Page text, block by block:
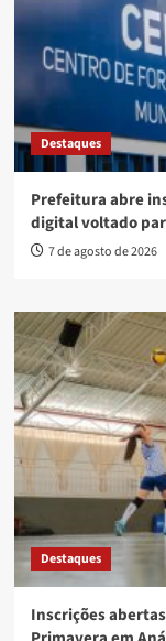
Destaques
Prefeitura abre
digital voltado
7 de agosto de 2026
Destaques
Inscrições